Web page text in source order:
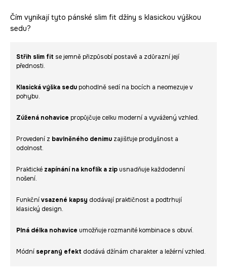
Čím vynikají tyto pánské slim fit džíny s klasickou výškou
sedu?
Střih slim fit se jemně přizpůsobí postavě a zdůrazní její
přednosti.
Klasická výška sedu pohodlně sedí na bocích a neomezuje v
pohybu.
Zúžená nohavice propůjčuje celku moderní a vyvážený vzhled.
Provedení z bavlněného denimu zajišťuje prodyšnost a
odolnost.
Praktické zapínání na knoflík a zip usnadňuje každodenní
nošení.
Funkčnívsazené kapsy dodávají praktičnost a podtrhují
klasický design.
Plná délka nohavice umožňuje rozmanité kombinace s obuví.
Módní sepraný efekt dodává džínám charakter a ležérní vzhled.